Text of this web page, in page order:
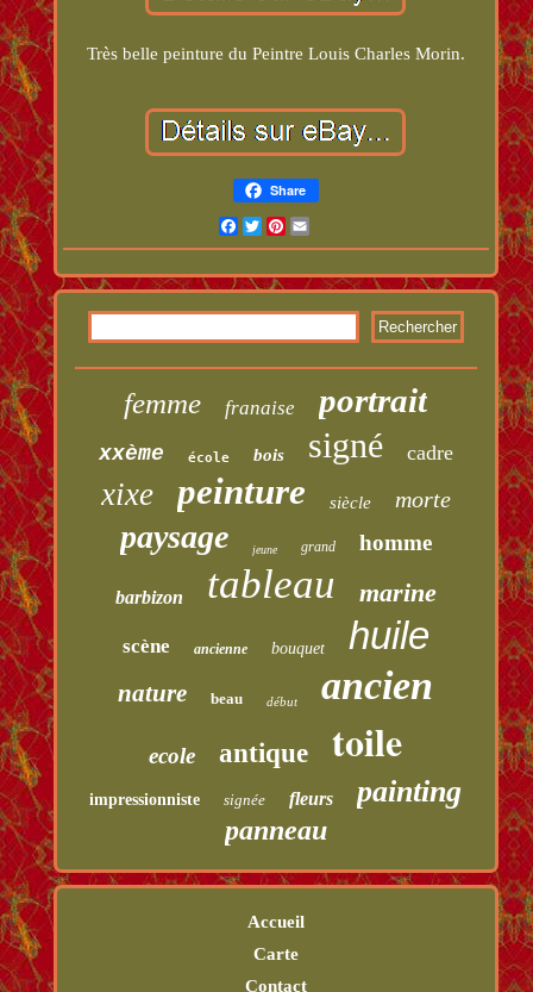
Très belle peinture du Peintre Louis Charles Morin.
Share
Facebook
TwitterPinterest
femme franaise portrait
xxème école bois signé cadre
xixe peinture siècle morte
paysage jeune grand homme
barbizon tableau marine
scène ancienne bouquet huile
nature beau début ancien
ecole antique toile
impressionniste signée fleurs painting
panneau
Accueil
Carte
Contact